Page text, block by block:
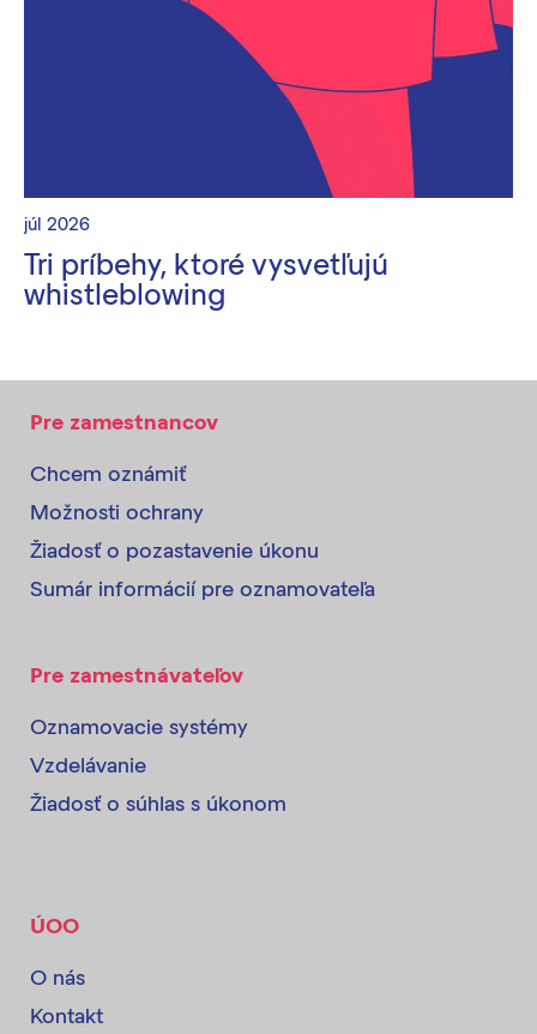
júl 2026
Tri príbehy, ktoré vysvetľujú
whistleblowing
Pre zamestnancov
Chcem oznámiť
Možnosti ochrany
Žiadosť o pozastavenie úkonu
Sumár informácií pre oznamovateľa
Pre zamestnávateľov
Oznamovacie systémy
Vzdelávanie
Žiadosť o súhlas s úkonom
ÚOO
O nás
Kontakt